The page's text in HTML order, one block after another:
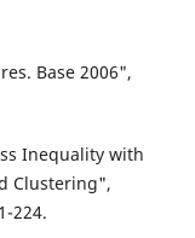
Base 2006",
Inequality with
Clustering",
224.